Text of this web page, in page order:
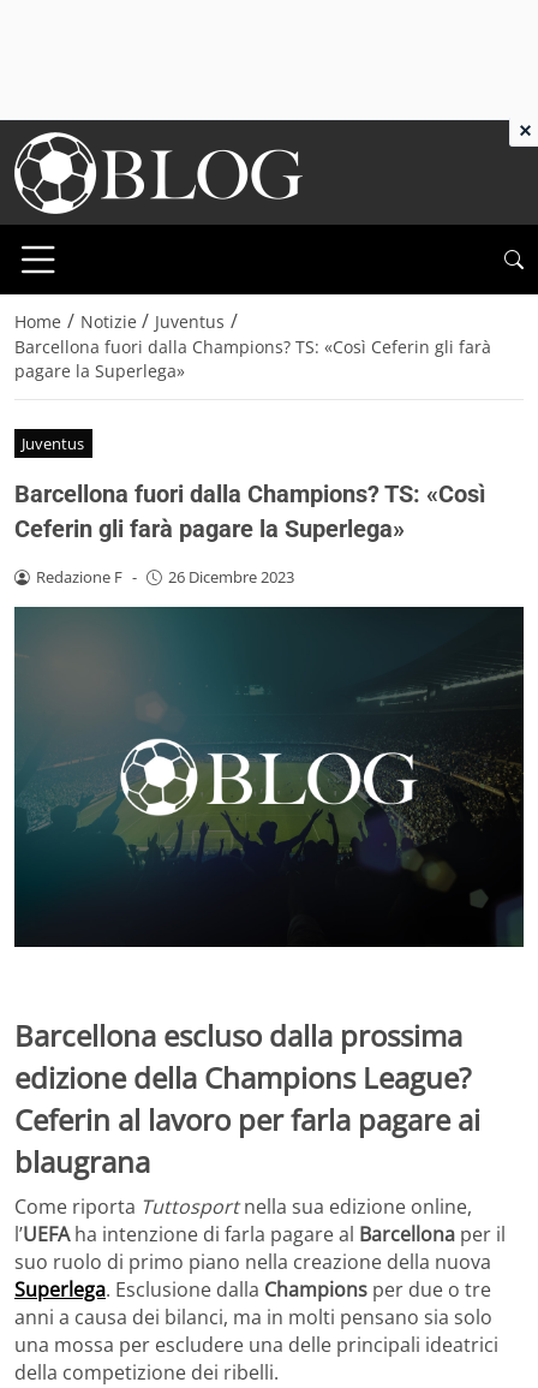
Home / Notizie / Juventus /
Barcellona fuori dalla Champions? TS: «Così Ceferin gli farà
pagare la Superlega»
Juventus
Barcellona fuori dalla Champions? TS: «Così
Ceferin gli farà pagare la Superlega»
Redazione F - 26 Dicembre 2023
Barcellona escluso dalla prossima
edizione della Champions League?
Ceferin al lavoro per farla pagare ai
blaugrana
Come riporta Tuttosportnella sua edizione online,
l’UEFAha intenzione di farla pagare al Barcellona per il
suo ruolo di primo piano nella creazione della nuova
Superlega. Esclusione dalla Champions per due o tre
anni a causa dei bilanci, ma in molti pensano sia solo
una mossa per escludere una delle principali ideatrici
della competizione dei ribelli.
×